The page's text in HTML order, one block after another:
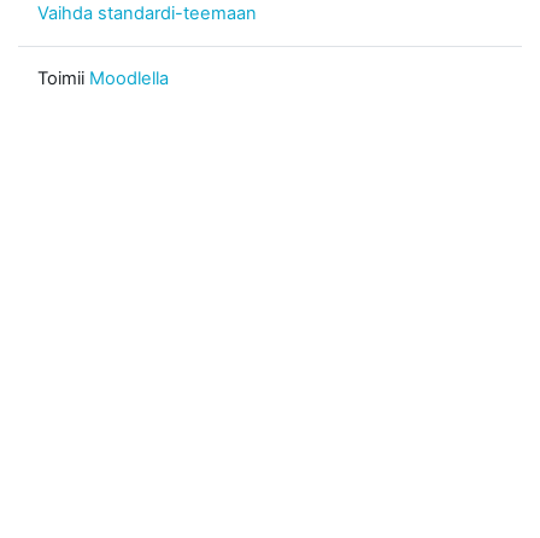
Vaihda standardi-teemaan
Toimii Moodlella